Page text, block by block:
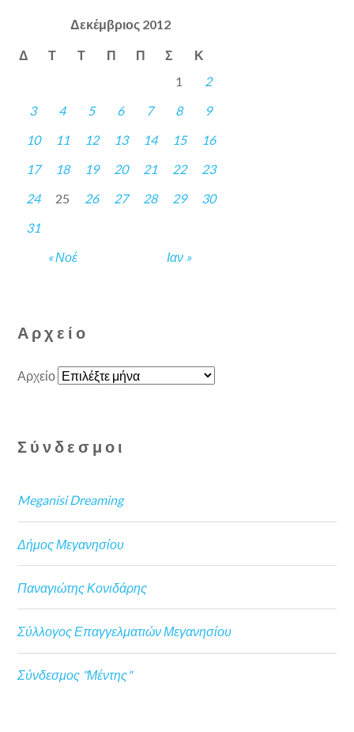
Δεκέμβριος 2012
Δ Τ Τ Π Π Σ Κ
« Νοέ Ιαν »
1
2
3
4 5 6 7 8
9
10
11 12 13 14 15
16
17
18 19 20 21 22
23
24
25 26 27 28 29
30
31
Αρχείο
Αρχείο
Σύνδεσμοι
Meganisi Dreaming
Δήμος Μεγανησίου
Παναγιώτης Κονιδάρης
Σύλλογος Επαγγελματιών Μεγανησίου
Σύνδεσμος "Μέντης"